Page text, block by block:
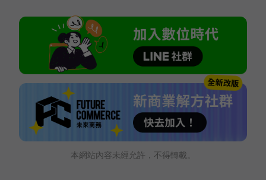
本網站內容未經允許，不得轉載。